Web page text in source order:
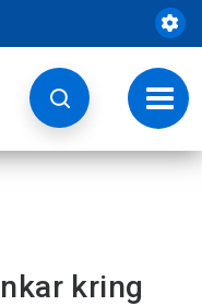
Ändra
kring